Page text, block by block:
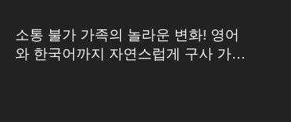
소통 불가 가족의 놀라운 변화! 영어
와 한국어까지 자연스럽게 구사 가능